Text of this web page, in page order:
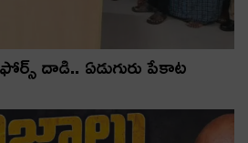
దాడి.. ఏడుగురు పేకాట